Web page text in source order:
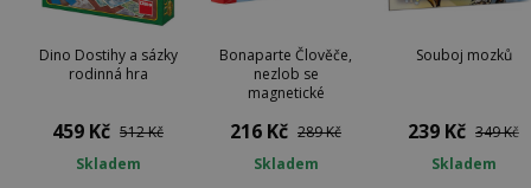
Dino Dostihy a sázky
rodinná hra
459 Kč 512 Kč
Skladem
Bonaparte Člověče,
nezlob se
magnetické
216 Kč 289 Kč
Skladem
Souboj mozků
239 Kč 349 Kč
Skladem